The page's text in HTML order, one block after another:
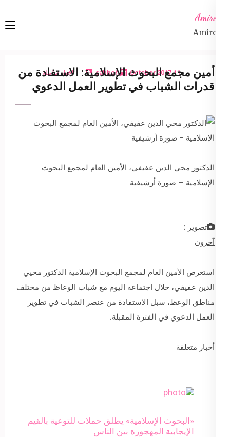
content
Enter)
Amireta
Amireta
11 October 2017
sabbeh اخبار شاملة
أمين مجمع البحوث الإسلامية: الاستفادة من
قدرات الشباب في تطوير العمل الدعوي
الدكتور محي الدين عفيفي، الأمين العام لمجمع البحوث
الإسلامية – صورة أرشيفية
تصوير :
آخرون
استعرص الأمين العام لمجمع البحوث الإسلامية الدكتور محيي
الدين عفيفي، خلال اجتماعه اليوم مع شباب الوعاظ من مختلف
مناطق الوعظ، سبل الاستفادة من عنصر الشباب في تطوير
العمل الدعوي في الفترة المقبلة.
أخبار متعلقة
«البحوث الإسلامية» يطلق حملات للتوعية بالقيم
الإيجابية المهجورة بين الناس